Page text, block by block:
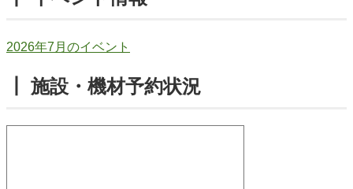
2026年7月のイベント
┃ 施設・機材予約状況